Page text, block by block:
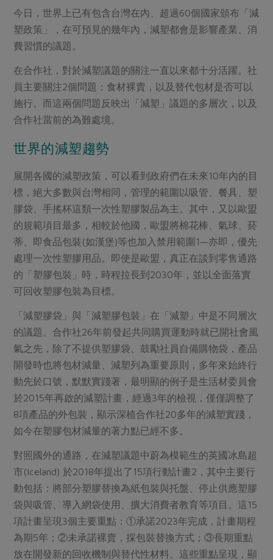
優惠專區
樂齡友善
高麗菜海鮮煎餅
下載專區
地區活動
社務會議 地區活動
活動報下載
今日，世界上已有包含台灣在內、超過60個國家頒布「減
塑政策」，在可預見的幾年內，減塑都會是影響產業、消
費習慣的議題。
在合作社，對於減塑議題的關注一直以來都十分活躍。社
員主要關注2個問題：食材裸賣，以及替代包材是否可以
施行。而這兩個問題反映出「減塑」議題的多層次，以及
合作社當前的為難處境。
世界的減塑趨勢
展開各國的減塑政策，可以看到政府們在未來10年內的目
標，絕大多數與台灣相同，管理的範圍以吸管、餐具、塑
膠袋、手搖杯這類一次性塑膠製品為主。其中，又以歐盟
的規範項目最多，相較於他國，歐盟將棉花棒、氣球、菸
蒂、即食品包裝(如漢堡)等也加入禁用範圍1—亦即，優先
處理一次性塑膠用品。即使是歐盟，真正在談到零售通路
的「塑膠包裝」時，時程拉長到2030年，並以全面落實
可回收塑膠包裝為目標。
「減塑膠袋」與「減塑膠包裝」在「減塑」中是不同層次
的議題。合作社26年前發起共同購買運動時就已開社會風
氣之先，除了不提供塑膠袋、鼓勵社員自備購物袋，產品
開發時也將包材減量、減塑列為重要原則，多年來始終行
動先於口號，默默實踐著，最明顯的例子是生活材委員會
於2015年再啟的減塑計畫，經過3年的檢視，僅僅調整了
8項產品的外包裝，顯示深植合作社20多年的減塑實踐，
如今在塑膠包材減量的著力點已經不多。
對照國外的通路，在減塑議題中蔚為模範生的英國冰島超
市(Iceland) 於2018年提出了15項行動計畫2，其中主要行
動包括：將部分塑膠替換為紙包裝與托盤、停止供應塑膠
袋與吸管、導入網袋使用、擴大消費者教育等項目。這15
項計畫呈現3個主要重點：①承諾2023年完成，計畫期程
為期5年；②未承諾裸賣，採包裝替換方式；③長期重點
放在開發新的回收機制與替代性材料。這些重點呈現，顯